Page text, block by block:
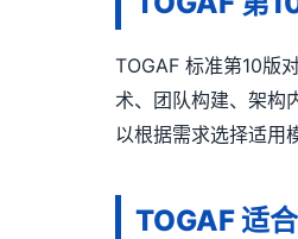
TOGAF 标准第10版
术、团队构建、架构
以根据需求选择适用
TOGAF 适合